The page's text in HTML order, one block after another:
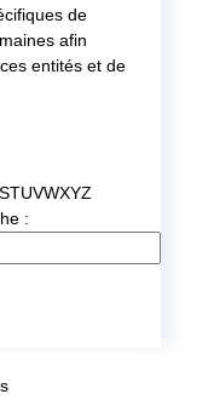
de
afin
entités et de
STUVWXYZ
: